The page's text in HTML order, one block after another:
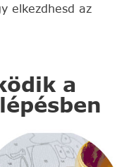
elkezdhesd az
a